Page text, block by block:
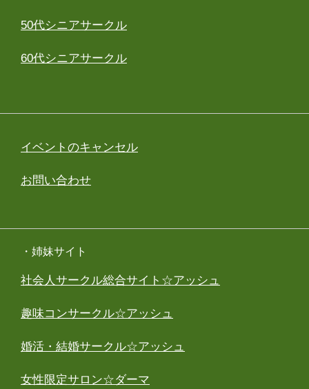
50代シニアサークル
60代シニアサークル
イベントのキャンセル
お問い合わせ
・姉妹サイト
社会人サークル総合サイト☆アッシュ
趣味コンサークル☆アッシュ
婚活・結婚サークル☆アッシュ
女性限定サロン☆ダーマ